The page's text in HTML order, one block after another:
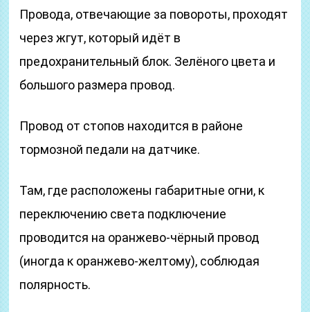
Провода, отвечающие за повороты, проходят
через жгут, который идёт в
предохранительный блок. Зелёного цвета и
большого размера провод.
Провод от стопов находится в районе
тормозной педали на датчике.
Там, где расположены габаритные огни, к
переключению света подключение
проводится на оранжево-чёрный провод
(иногда к оранжево-желтому), соблюдая
полярность.